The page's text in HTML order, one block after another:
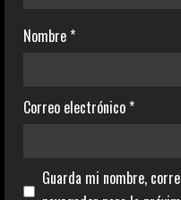
Nombre *
Correo electrónico *
Guarda mi nombre,